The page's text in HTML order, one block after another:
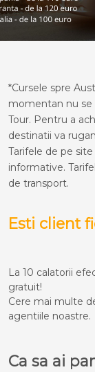
*Cursele spre
momentan nu se
Tour. Pentru a
destinatii va
Tarifele de pe
informative.
de transport.
Esti client
La 10 calatorii
gratuit!
Cere mai multe
agentiile noastre.
Ca sa ai